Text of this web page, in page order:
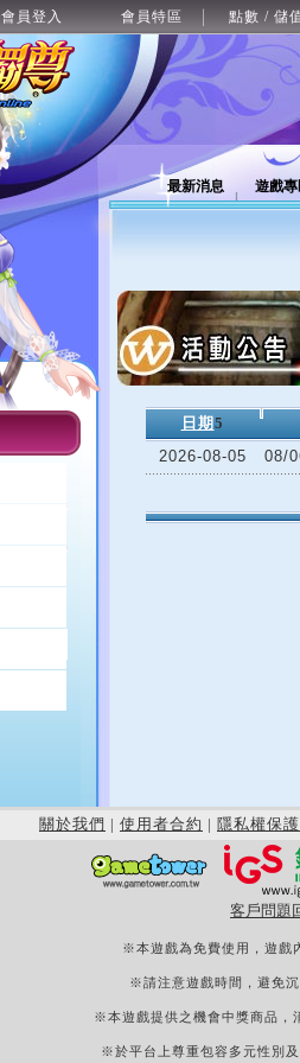
會員登入 會員特區 點數 / 儲
最新消息 遊戲
日期 5
2026-08-05
08/
關於我們 | 使用者合約 | 隱私權保護
客戶問題
※本遊戲為免費使用，遊戲
※請注意遊戲時間，避免
※本遊戲提供之機會中獎商品，
※於平台上尊重包容多元性別